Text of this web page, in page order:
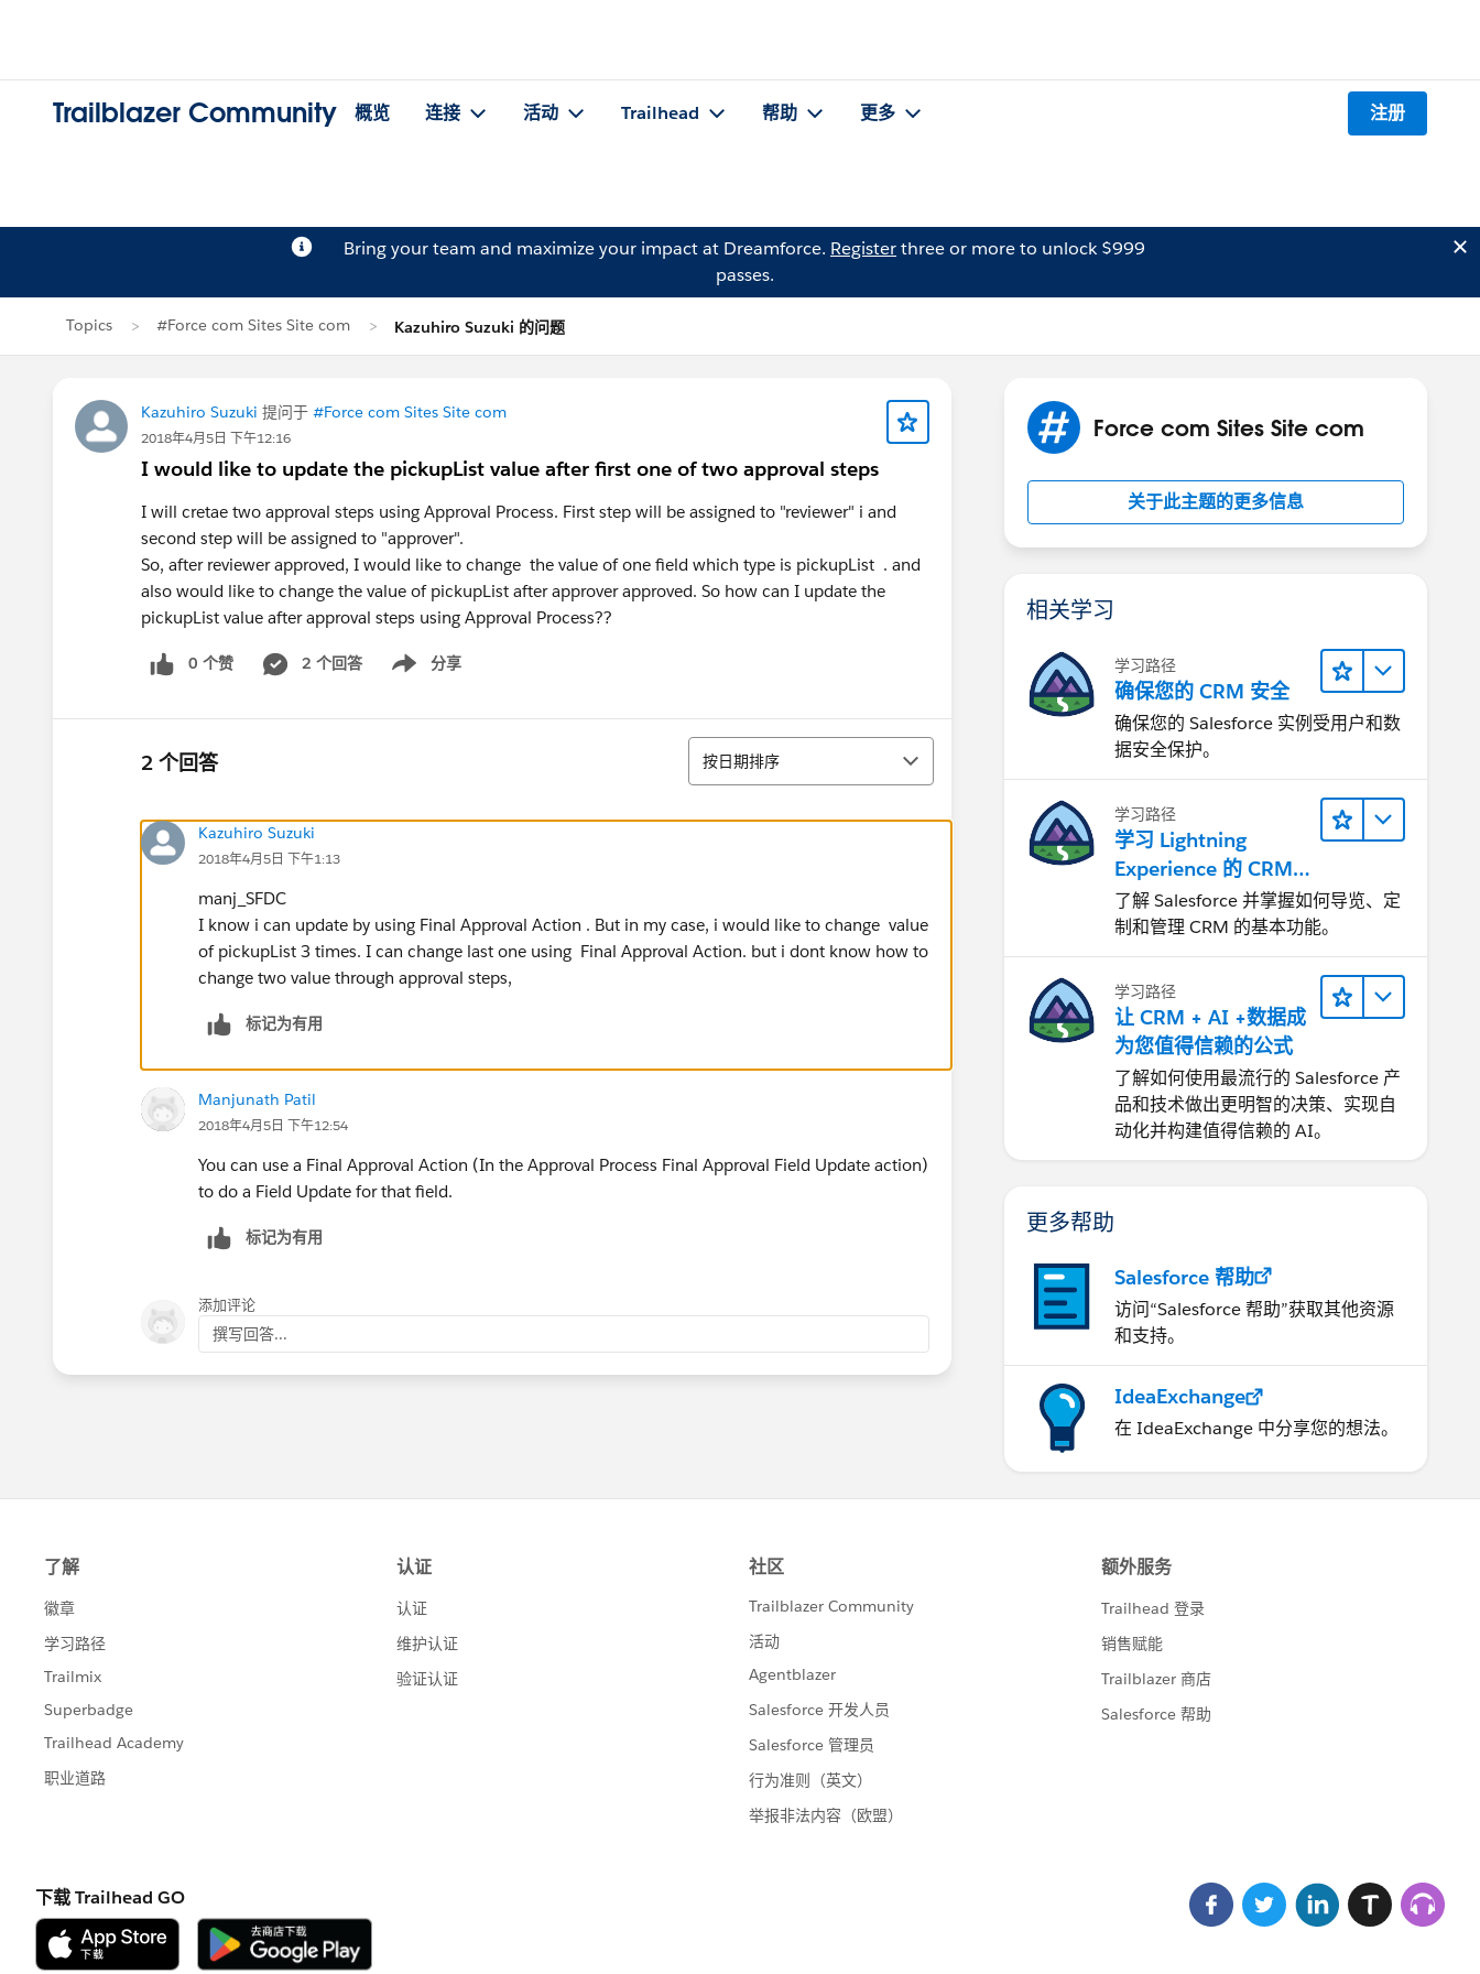
Trailblazer Community 概览 连接 活动 Trailhead 帮助 更多 注册
Bring your team and maximize your impact at Dreamforce. Registerthree or more to unlock $999
passes.
Topics #Force com Sites Site com Kazuhiro Suzuki 的问题
Kazuhiro Suzuki 提问于 #Force com Sites Site com
2018年4月5日 下午12:16
I would like to update the pickupList value after first one of two approval steps
I will cretae two approval steps using Approval Process. First step will be assigned to "reviewer" i and
second step will be assigned to "approver".
So, after reviewer approved, I would like to change the value of one field which type is pickupList . and
also would like to change the value of pickupList after approver approved. So how can I update the
pickupList value after approval steps using Approval Process??
0 个赞 2 个回答 分享
Show menu
2 个回答 排序
按日期排序
Kazuhiro Suzuki
2018年4月5日 下午1:13
manj_SFDC
I know i can update by using Final Approval Action . But in my case, i would like to change value
of pickupList 3 times. I can change last one using Final Approval Action. but i dont know how to
change two value through approval steps,
标记为有用
Manjunath Patil
2018年4月5日 下午12:54
You can use a Final Approval Action (In the Approval Process Final Approval Field Update action)
to do a Field Update for that field.
标记为有用
添加评论
撰写回答...
Force com Sites Site com
关于此主题的更多信息
相关学习
学习路径
确保您的 CRM 安全
确保您的 Salesforce 实例受用户和数
据安全保护。
学习路径
学习 Lightning
Experience 的 CRM
基础知识
了解 Salesforce 并掌握如何导览、定
制和管理 CRM 的基本功能。
学习路径
让 CRM + AI +数据成
为您值得信赖的公式
了解如何使用最流行的 Salesforce 产
品和技术做出更明智的决策、实现自
动化并构建值得信赖的 AI。
更多帮助
Salesforce 帮助
访问“Salesforce 帮助”获取其他资源
和支持。
IdeaExchange
在 IdeaExchange 中分享您的想法。